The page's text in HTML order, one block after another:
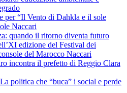
per “Il Vento di Dahkla e il sole
Naccari
quando il ritorno diventa futuro
edizione del Festival dei
del Marocco Naccari
incontra il prefetto di Reggio Clara
politica che “buca” i social e perde